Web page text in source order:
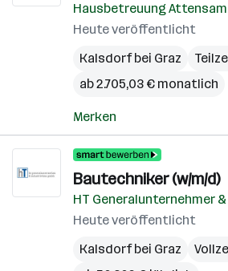
Hausbetreuung Attensam
Heute veröffentlicht
Kalsdorf bei Graz
ab 2.705,03 € monatlich
Merken
Bautechniker (w/m/d)
HT Generalunternehmer
Heute veröffentlicht
Kalsdorf bei Graz